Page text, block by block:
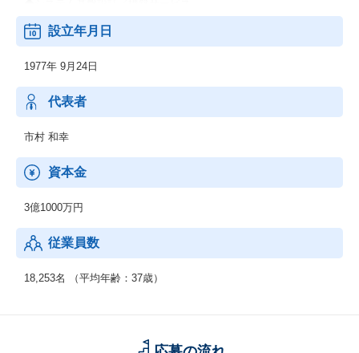
（ビジネスプロセスの改善／コストダウン）
（セールス・マーケティングBPOサービス）
※元BPOソリューションズが合併
設立年月日
1977年 9月24日
代表者
市村 和幸
資本金
3億1000万円
従業員数
18,253名 （平均年齢：37歳）